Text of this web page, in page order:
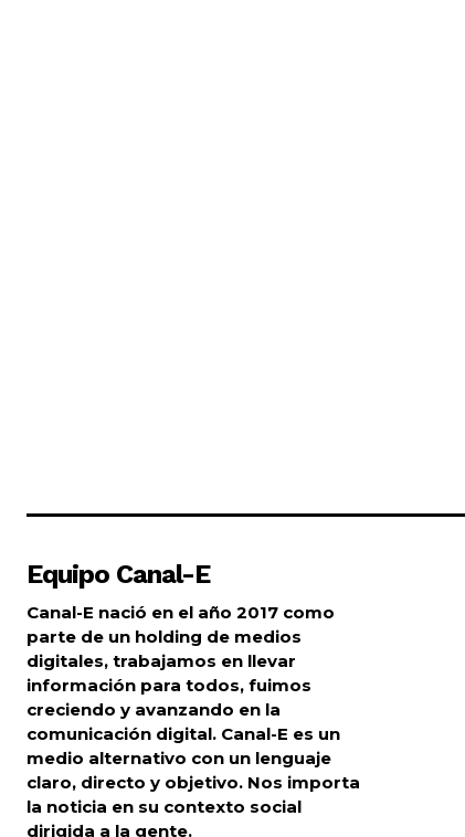
Equipo Canal-E
Canal-E nació en el año 2017 como
parte de un holding de medios
digitales, trabajamos en llevar
información para todos, fuimos
creciendo y avanzando en la
comunicación digital. Canal-E es un
medio alternativo con un lenguaje
claro, directo y objetivo. Nos importa
la noticia en su contexto social
dirigida a la gente.